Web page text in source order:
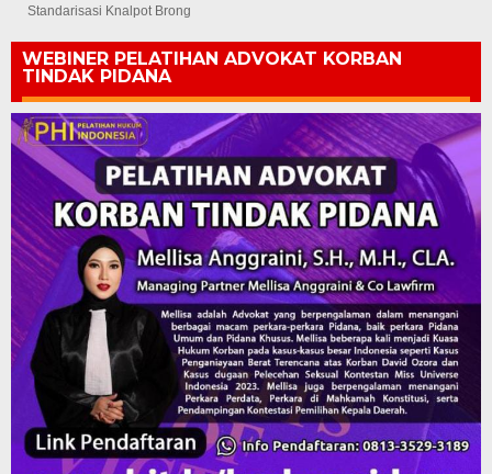
Standarisasi Knalpot Brong
WEBINER PELATIHAN ADVOKAT KORBAN
TINDAK PIDANA